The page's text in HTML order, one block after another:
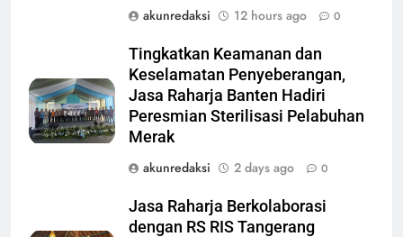
akunredaksi
12 hours ago 0
Tingkatkan Keamanan dan
Keselamatan Penyeberangan,
Jasa Raharja Banten Hadiri
Peresmian Sterilisasi Pelabuhan
Merak
akunredaksi
2 days ago 0
Jasa Raharja Berkolaborasi
dengan RS RIS Tangerang